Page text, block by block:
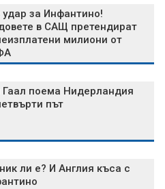
удар за Инфантино!
в САЩ претендират
милиони от
Гаал поема Нидерландия
път
ли е? И Англия къса с